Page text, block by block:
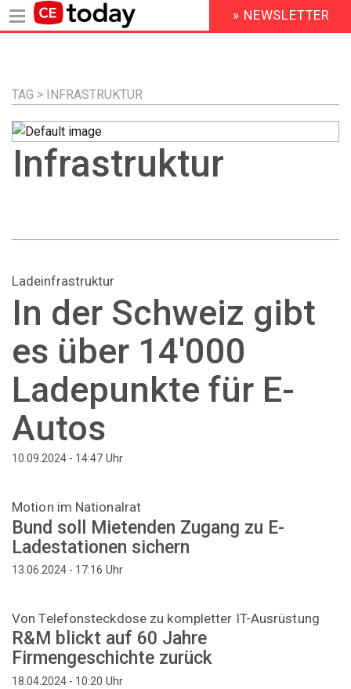
Inhalt
HEADER
MENU
» NEWSLETTER
TAG > INFRASTRUKTUR
Infrastruktur
Ladeinfrastruktur
In der Schweiz gibt
es über 14'000
Ladepunkte für E-
Autos
10.09.2024 - 14:47 Uhr
Motion im Nationalrat
Bund soll Mietenden Zugang zu E-
Ladestationen sichern
13.06.2024 - 17:16 Uhr
Von Telefonsteckdose zu kompletter IT-Ausrüstung
R&M blickt auf 60 Jahre
Firmengeschichte zurück
18.04.2024 - 10:20 Uhr